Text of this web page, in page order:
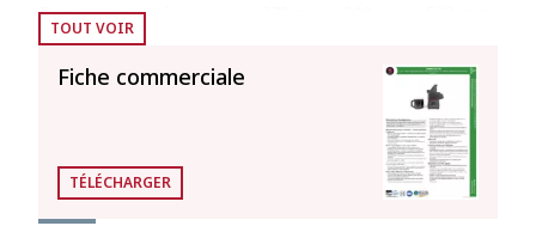
Dimensions extérieures
Capacité de la cuve
TOUT VOIR
Fiche commerciale
TÉLÉCHARGER